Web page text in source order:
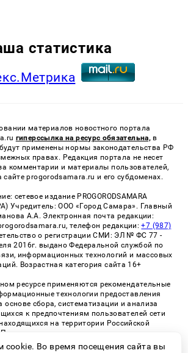
статистика
материалов новостного портала
гиперссылка на ресурс обязательна, в
применены нормы законодательства РФ
правах. Редакция портала не несет
комментарии и материалы пользователей,
progorodsamara.ru и его субдоменах.
сетевое издание PROGORODSAMARA
Учредитель: ООО «Город Самара». Главный
А.А. Электронная почта редакции:
телефон редакции:+7 (987)
о регистрации СМИ: ЭЛ № ФС 77 -
2016г. выдано Федеральной службой по
информационных технологий и массовых
Возрастная категория сайта 16+
ресурсе применяются рекомендательные
технологии предоставления
сбора, систематизации и анализа
к предпочтениям пользователей сети
на территории Российской
применения рекомендательных
рекламно-обменной сети
«СМИ2» (PDF)
cookie. Во время посещения сайта вы